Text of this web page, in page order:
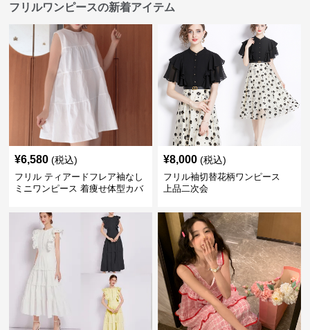
フリルワンピースの新着アイテム
¥6,580 (税込)
フリル ティアードフレア袖なし
ミニワンピース 着痩せ体型カバ
¥8,000 (税込)
フリル袖切替花柄ワンピース
上品二次会